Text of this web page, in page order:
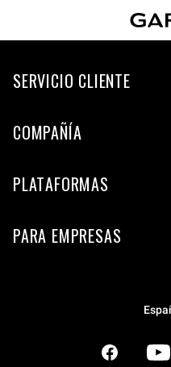
SERVICIO CLIENTE
COMPAÑÍA
PLATAFORMAS
PARA EMPRESAS